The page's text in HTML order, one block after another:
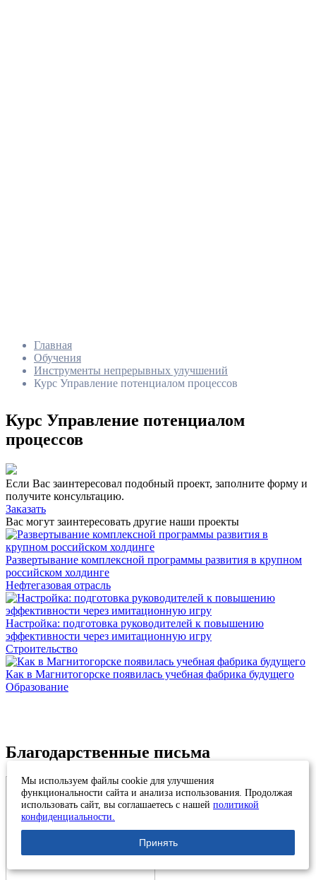
Главная
Обучения
Инструменты непрерывных улучшений
Курс Управление потенциалом процессов
Курс Управление потенциалом
процессов
Если Вас заинтересовал подобный проект, заполните форму и
получите консультацию.
Заказать
Вас могут заинтересовать другие наши проекты
Развертывание комплексной программы развития в крупном
российском холдинге
Нефтегазовая отрасль
Настройка: подготовка руководителей к повышению
эффективности через имитационную игру
Строительство
Как в Магнитогорске появилась учебная фабрика будущего
Образование
Благодарственные письма
Мы используем файлы cookie для улучшения
функциональности сайта и анализа использования. Продолжая
использовать сайт, вы соглашаетесь с нашей политикой
конфиденциальности.
Принять